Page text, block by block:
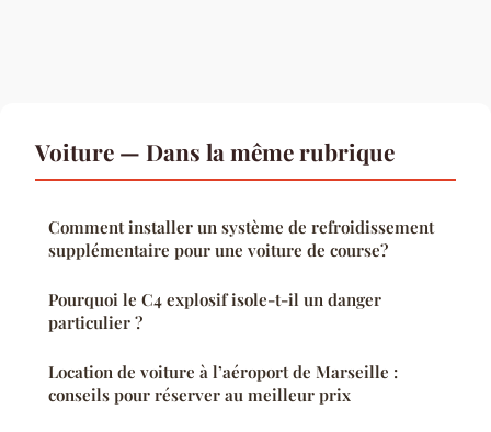
Voiture — Dans la même rubrique
Comment installer un système de refroidissement
supplémentaire pour une voiture de course?
Pourquoi le C4 explosif isole-t-il un danger
particulier ?
Location de voiture à l’aéroport de Marseille :
conseils pour réserver au meilleur prix